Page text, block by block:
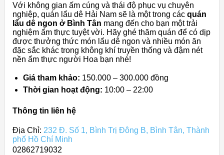
Với không gian ấm cúng và thái độ phục vụ chuyên
nghiệp, quán lẩu dê Hải Nam sẽ là một trong các quán
lẩu dê ngon ở Bình Tân mang đến cho bạn một trải
nghiệm ẩm thực tuyệt vời. Hãy ghé thăm quán để có dịp
được thưởng thức món lẩu dê ngon và nhiều món ăn
đặc sắc khác trong không khí truyền thống và đậm nét
nền ẩm thực người Hoa bạn nhé!
Giá tham khảo: 150.000 – 300.000 đồng
Thời gian hoạt động: 10:00 – 22:00
Thông tin liên hệ
Địa Chỉ: 232 Đ. Số 1, Bình Trị Đông B, Bình Tân, Thành
phố Hồ Chí Minh
02862719032